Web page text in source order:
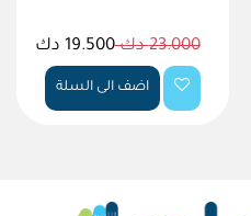
23.000 دك 19.500 دك
اضف الى السلة